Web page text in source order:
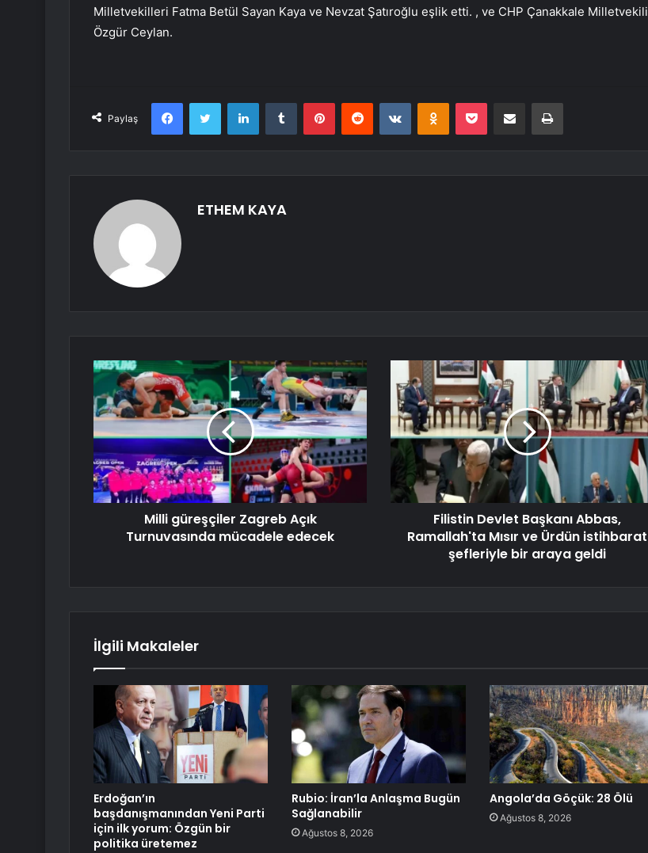
Milletvekilleri Fatma Betül Sayan Kaya ve Nevzat Şatıroğlu eşlik etti. , ve CHP Çanakkale Milletvekili
Özgür Ceylan.
Paylaş
FacebookTwitter LinkedInTumblr PinterestReddit VKontakteOdnoklassniki
Pocket E-Posta ile paylaş Yazdır
ETHEM KAYA
Milli güreşçiler Zagreb Açık
Turnuvasında mücadele edecek
Filistin Devlet Başkanı Abbas,
Ramallah'ta Mısır ve Ürdün istihbarat
şefleriyle bir araya geldi
İlgili Makaleler
Erdoğan’ın
başdanışmanından Yeni Parti
için ilk yorum: Özgün bir
politika üretemez
Rubio: İran’la Anlaşma Bugün
Sağlanabilir
Ağustos 8, 2026
Angola’da Göçük: 28 Ölü
Ağustos 8, 2026